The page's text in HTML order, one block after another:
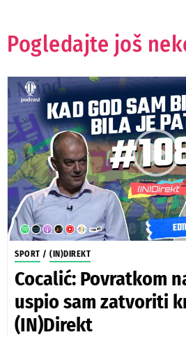
Pogledajte još
SPORT / (IN)DIREKT
Cocalić: Povratkom
uspio sam zatvoriti
(IN)Direkt